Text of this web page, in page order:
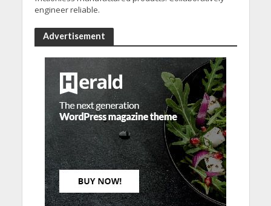
engineer reliable.
Advertisement